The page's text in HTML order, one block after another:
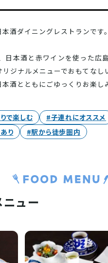
酒ダイニングレストランです。
日本酒と赤ワインを使った広
ジナルメニューでおもてな
酒とともにごゆっくりお楽し
で楽しむ #子連れにオススメ
り #駅から徒歩圏内
ュー